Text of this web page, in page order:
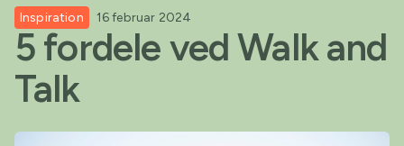
Inspiration 16 februar 2024
5 fordele ved Walk and
Talk